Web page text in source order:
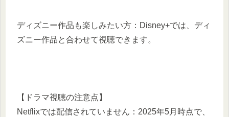
ディズニー作品も楽しみたい方：Disney+では、ディ
ズニー作品と合わせて視聴できます。
【ドラマ視聴の注意点】
Netflixでは配信されていません：2025年5月時点で、